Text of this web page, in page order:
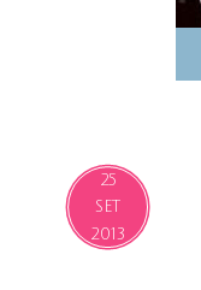
25
SET
2013